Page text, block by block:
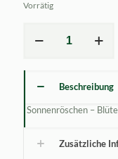
Vorrätig
canum
Beschreibung
Sonnenröschen –
Zusätzliche